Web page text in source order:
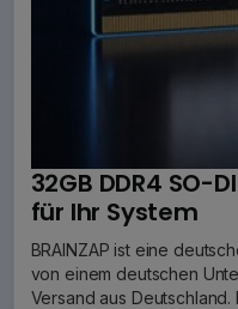
32GB DDR4 SO-
für Ihr System
BRAINZAP ist eine
von einem deutschen
Versand aus